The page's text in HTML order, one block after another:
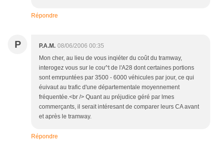
Répondre
P P.A.M. 08/06/2006 00:35
Mon cher, au lieu de vous inqiéter du coût du tramway,
interogez vous sur le cou^t de l'A28 dont certaines portions
sont emrpuntées par 3500 - 6000 véhicules par jour, ce qui
éuivaut au trafic d'une départementale moyennement
fréquentée.<br /> Quant au préjudice géré par lmes
commerçants, il serait intéresant de comparer leurs CA avant
et après le tramway.
Répondre